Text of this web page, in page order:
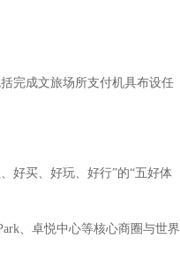
完成文旅场所支付机具布设任
好买、好玩、好行”的“五好体
、卓悦中心等核心商圈与世界